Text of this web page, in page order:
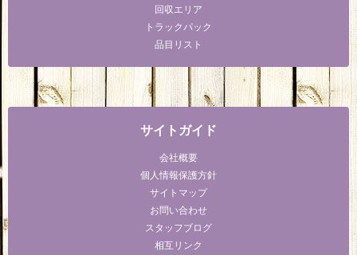
回収エリア
トラックパック
品目リスト
サイトガイド
会社概要
個人情報保護方針
サイトマップ
お問い合わせ
スタッフブログ
相互リンク